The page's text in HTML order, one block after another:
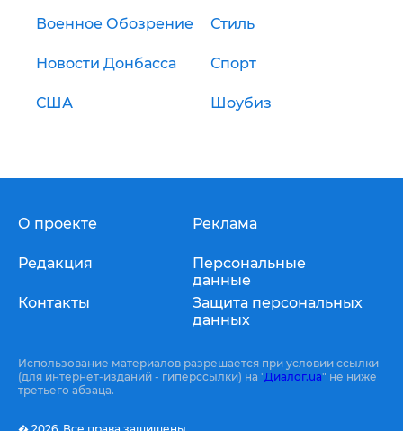
Военное Обозрение Стиль
Новости Донбасса Спорт
США Шоубиз
О проекте
Редакция
Контакты
Реклама
Персональные
данные
Защита персональных
данных
Использование материалов разрешается при условии ссылки
(для интернет-изданий - гиперссылки) на "Диалог.ua" не ниже
третьего абзаца.